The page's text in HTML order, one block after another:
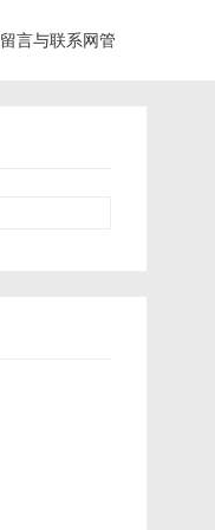
留言与联系网管